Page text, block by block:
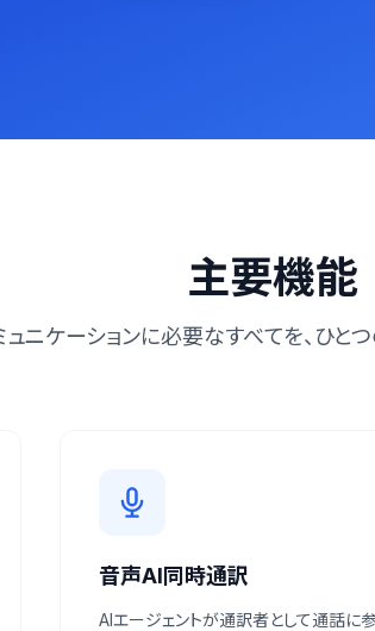
主要機能
ュニケーションに必要なすべてを、ひと
音声AI同時通訳
AIエージェントが通訳者として通話に